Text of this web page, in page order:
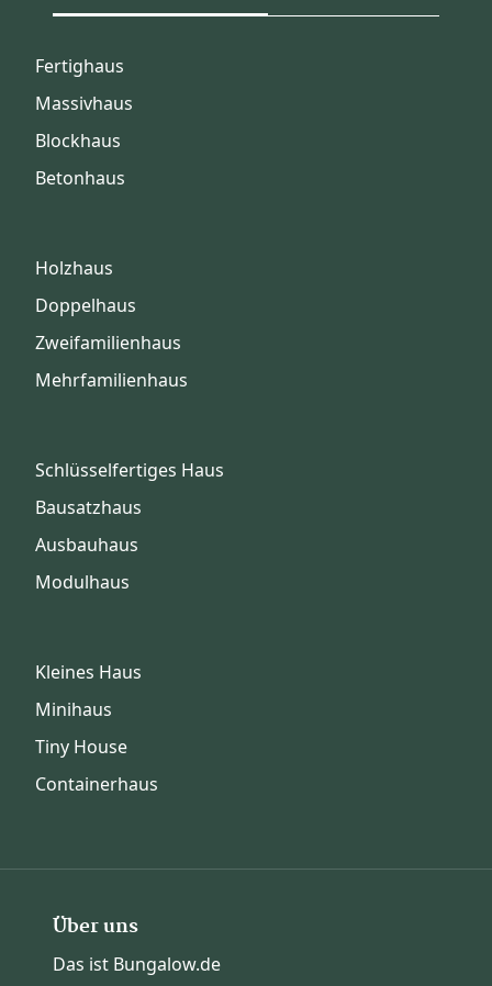
Fertighaus
Massivhaus
Blockhaus
Betonhaus
Holzhaus
Doppelhaus
Zweifamilienhaus
Mehrfamilienhaus
Schlüsselfertiges Haus
Bausatzhaus
Ausbauhaus
Modulhaus
Kleines Haus
Minihaus
Tiny House
Containerhaus
Über uns
Das ist Bungalow.de